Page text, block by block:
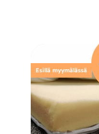
Esillä myymälässä